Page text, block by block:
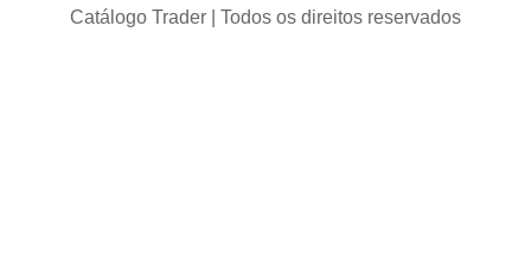
Catálogo Trader | Todos os direitos reservados